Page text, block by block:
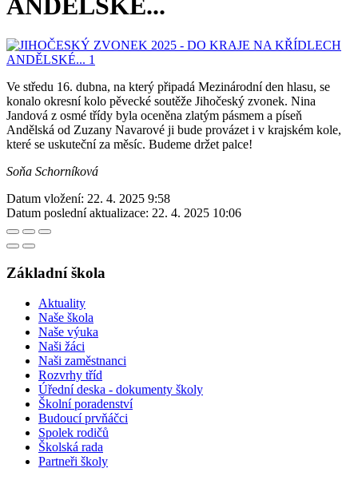
ANDĚLSKÉ...
Ve středu 16. dubna, na který připadá Mezinárodní den hlasu, se
konalo okresní kolo pěvecké soutěže Jihočeský zvonek. Nina
Jandová z osmé třídy byla oceněna zlatým pásmem a píseň
Andělská od Zuzany Navarové ji bude provázet i v krajském kole,
které se uskuteční za měsíc. Budeme držet palce!
Soňa Schorníková
Datum vložení: 22. 4. 2025 9:58
Datum poslední aktualizace: 22. 4. 2025 10:06
Základní škola
Aktuality
Naše škola
Naše výuka
Naši žáci
Naši zaměstnanci
Rozvrhy tříd
Úřední deska - dokumenty školy
Školní poradenství
Budoucí prvňáčci
Spolek rodičů
Školská rada
Partneři školy